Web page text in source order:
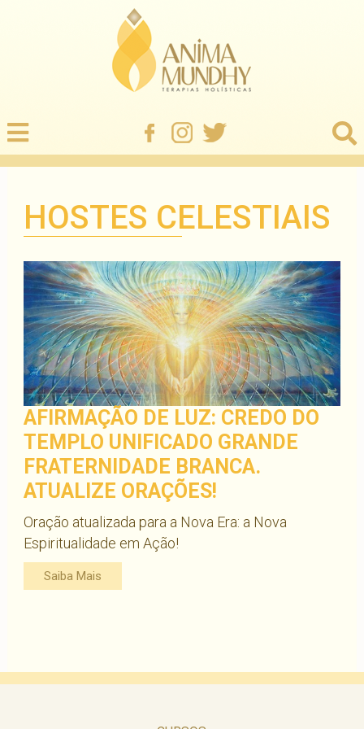
HOSTES CELESTIAIS
AFIRMAÇÃO DE LUZ: CREDO DO
TEMPLO UNIFICADO GRANDE
FRATERNIDADE BRANCA.
ATUALIZE ORAÇÕES!
Oração atualizada para a Nova Era: a Nova
Espiritualidade em Ação!
Saiba Mais